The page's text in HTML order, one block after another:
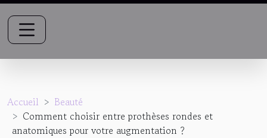
Accueil
Beauté
Comment choisir entre prothèses rondes et
anatomiques pour votre augmentation ?